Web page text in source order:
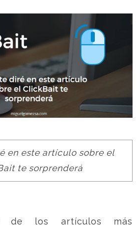
en este artículo sobre el
te sorprenderá
de los artículos más